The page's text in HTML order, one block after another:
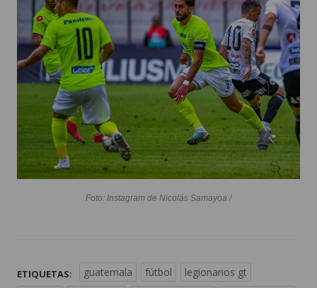
Foto: Instagram de Nicolás Samayoa /
ETIQUETAS: guatemala fútbol
legionarios gt